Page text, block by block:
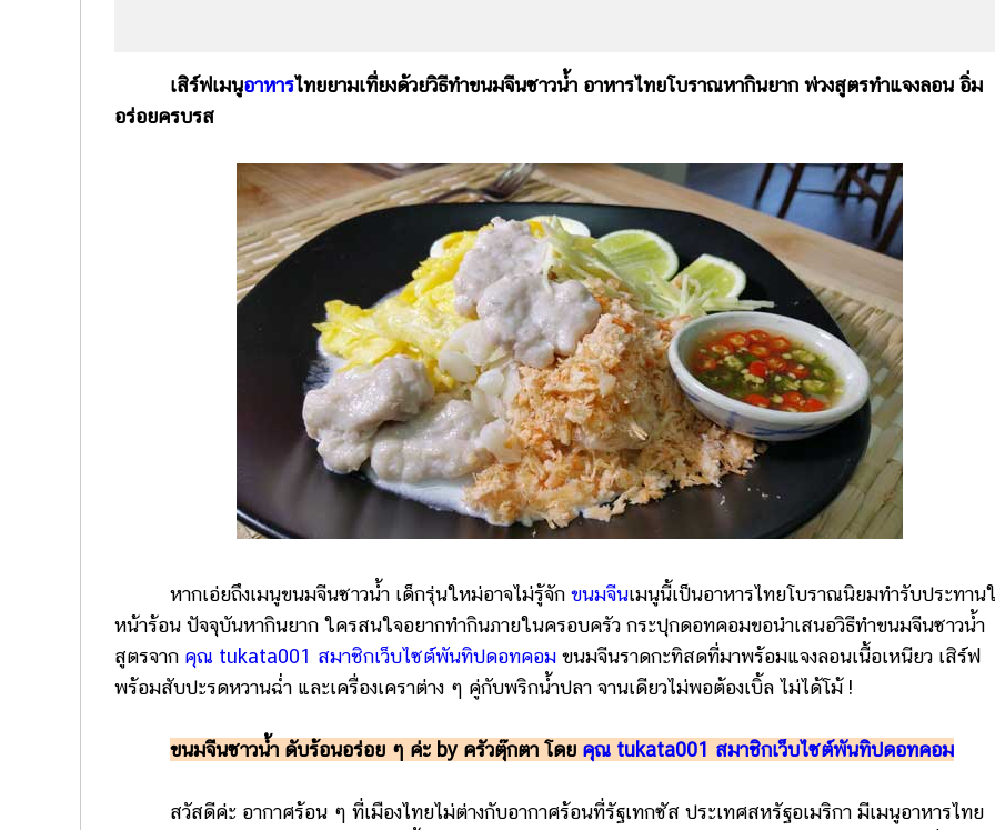
เสิร์ฟเมนูอาหารไทยยามเที่ยงด้วยวิธีทำขนมจีนซาวน้ำ อาหารไทยโบราณหากินยาก พ่วงสูตรทำแจงลอน อิ่ม
อร่อยครบรส
หากเอ่ยถึงเมนูขนมจีนซาวน้ำ เด็กรุ่นใหม่อาจไม่รู้จัก ขนมจีนเมนูนี้เป็นอาหารไทยโบราณนิยมทำรับประทาน
หน้าร้อน ปัจจุบันหากินยาก ใครสนใจอยากทำกินภายในครอบครัว กระปุกดอทคอมขอนำเสนอวิธีทำขนมจีนซาวน้ำ
สูตรจาก คุณ tukata001 สมาชิกเว็บไซต์พันทิปดอทคอม ขนมจีนราดกะทิสดที่มาพร้อมแจงลอนเนื้อเหนียว เสิร์ฟ
พร้อมสับปะรดหวานฉ่ำ และเครื่องเคราต่าง ๆ คู่กับพริกน้ำปลา จานเดียวไม่พอต้องเบิ้ล ไม่ได้โม้ !
ขนมจีนซาวน้ำ ดับร้อนอร่อย ๆ ค่ะ by ครัวตุ๊กตา โดย คุณ tukata001 สมาชิกเว็บไซต์พันทิปดอทคอม
สวัสดีค่ะ อากาศร้อน ๆ ที่เมืองไทยไม่ต่างกับอากาศร้อนที่รัฐเทกซัส ประเทศสหรัฐอเมริกา มีเมนูอาหารไทย